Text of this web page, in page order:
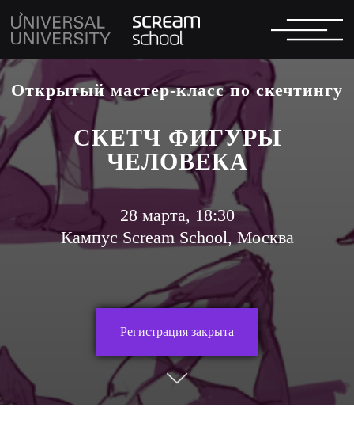
Открытый мастер-класс по скечтингу
СКЕТЧ ФИГУРЫ
ЧЕЛОВЕКА
28 марта, 18:30
Кампус Scream School, Москва
Регистрация закрыта